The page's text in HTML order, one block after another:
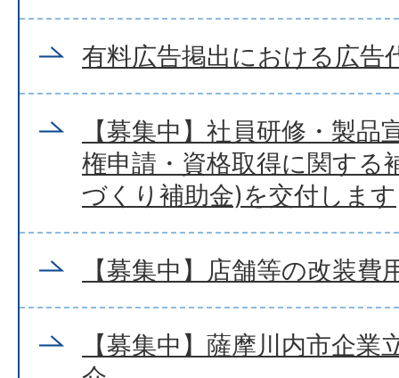
有料広告掲出における広告
【募集中】社員研修・製品
権申請・資格取得に関する
づくり補助金)を交付します
【募集中】店舗等の改装
【募集中】薩摩川内市企